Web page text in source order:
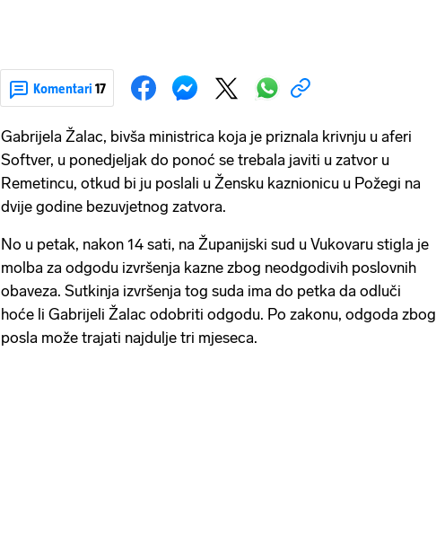
Komentari 17
Gabrijela Žalac, bivša ministrica koja je priznala krivnju u aferi
Softver, u ponedjeljak do ponoć se trebala javiti u zatvor u
Remetincu, otkud bi ju poslali u Žensku kaznionicu u Požegi na
dvije godine bezuvjetnog zatvora.
No u petak, nakon 14 sati, na Županijski sud u Vukovaru stigla je
molba za odgodu izvršenja kazne zbog neodgodivih poslovnih
obaveza. Sutkinja izvršenja tog suda ima do petka da odluči
hoće li Gabrijeli Žalac odobriti odgodu. Po zakonu, odgoda zbog
posla može trajati najdulje tri mjeseca.